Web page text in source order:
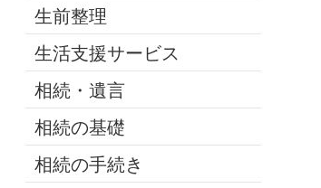
生前整理
生活支援サービス
相続・遺言
相続の基礎
相続の手続き